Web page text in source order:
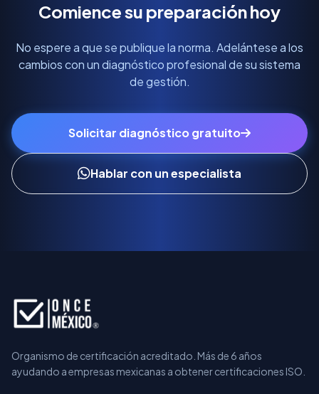
Comience su preparación hoy
No espere a que se publique la norma. Adelántese a los
cambios con un diagnóstico profesional de su sistema
de gestión.
Solicitar diagnóstico gratuito
Hablar con un especialista
Organismo de certificación acreditado. Más de 6 años
ayudando a empresas mexicanas a obtener certificaciones ISO.